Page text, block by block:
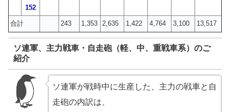
152
合計 243 1,353 2,635 1,422 4,764 3,100 13,517
ソ連軍、主力戦車・自走砲（軽、中、重戦車系）のご
紹介
ソ連軍が戦時中に生産した、主力の戦車と自
走砲の内訳は、